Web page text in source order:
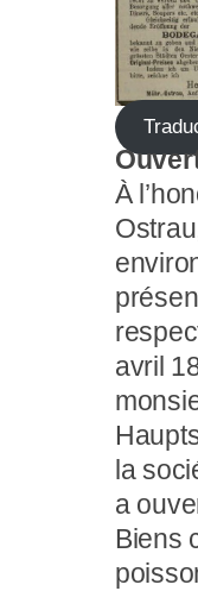
À
avril
la
a
Biens